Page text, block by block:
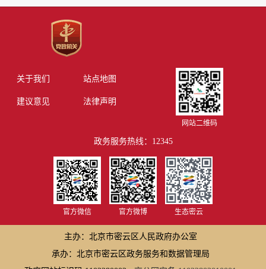
关于我们 站点地图
建议意见 法律声明
网站二维码
政务服务热线：12345
官方微信 官方微博 生态密云
主办：北京市密云区人民政府办公室
承办：北京市密云区政务服务和数据管理局